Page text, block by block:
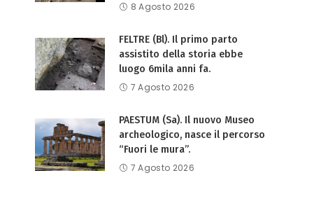
8 Agosto 2026
FELTRE (Bl). Il primo parto
assistito della storia ebbe
luogo 6mila anni fa.
7 Agosto 2026
PAESTUM (Sa). Il nuovo Museo
archeologico, nasce il percorso
“Fuori le mura”.
7 Agosto 2026